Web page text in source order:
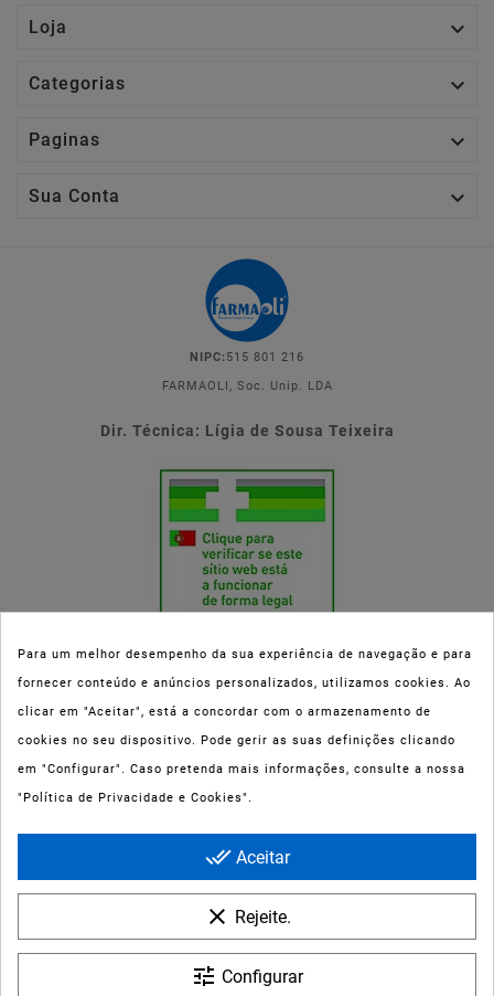
Loja 
Categorias 
Paginas 
Sua Conta 
NIPC: 515 801 216
FARMAOLI, Soc. Unip. LDA
Dir. Técnica: Lígia de Sousa Teixeira
Esta parafarmácia (Farmaoli) encontra-se autorizada pelo INFARMED
(registo nº 00078/2020) para a dispensa de Medicamentos Não
Sujeitos a Receita Médica (MNSRM) e produtos de saúde e bem-estar
ao domicílio e através da internet. Os Medicamentos Não Sujeitos a
Maia, Matosinhos, Gondomar e Vila Nova de Gaia.
Para um melhor desempenho da sua experiência de navegação e para
fornecer conteúdo e anúncios personalizados, utilizamos cookies. Ao
clicar em "Aceitar", está a concordar com o armazenamento de
cookies no seu dispositivo. Pode gerir as suas definições clicando
em "Configurar". Caso pretenda mais informações, consulte a nossa
"Política de Privacidade e Cookies".
done_all Aceitar
clear Rejeite.
tune Configurar